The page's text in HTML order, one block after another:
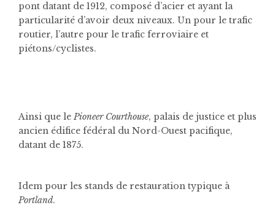
pont datant de 1912, composé d’acier et ayant la
particularité d’avoir deux niveaux. Un pour le trafic
routier, l’autre pour le trafic ferroviaire et
piétons/cyclistes.
Ainsi que le Pioneer Courthouse, palais de justice et plus
ancien édifice fédéral du Nord-Ouest pacifique,
datant de 1875.
Idem pour les stands de restauration typique à
Portland.